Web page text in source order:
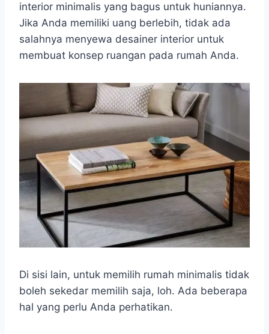
interior minimalis yang bagus untuk huniannya.
Jika Anda memiliki uang berlebih, tidak ada
salahnya menyewa desainer interior untuk
membuat konsep ruangan pada rumah Anda.
Di sisi lain, untuk memilih rumah minimalis tidak
boleh sekedar memilih saja, loh. Ada beberapa
hal yang perlu Anda perhatikan.